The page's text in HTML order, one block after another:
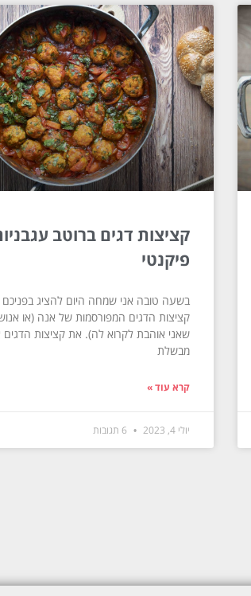
קציצות דגים ברוטב
פיקנטי
בשעה טובה אני שמחה היום להציג
קציצות הדגים המפורסמות של אנה (או
שאני אוהבת לקרוא לה). את קציצות הדגים
מבשלת
קרא עוד »
יולי 4, 2023